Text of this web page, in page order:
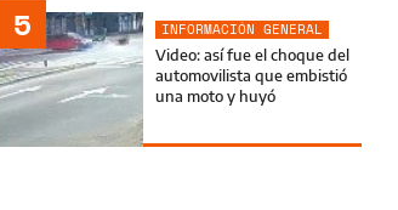
5
INFORMACIÓN GENERAL
Video: así fue el choque del
automovilista que embistió
una moto y huyó